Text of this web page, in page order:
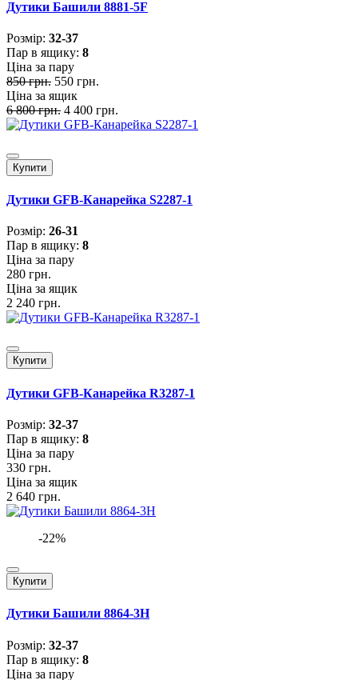
Дутики Башили 8881-5F
Розмiр: 32-37
Пар в ящику: 8
Ціна за пару
850 грн. 550 грн.
Ціна за ящик
6 800 грн. 4 400 грн.
Купити
Дутики GFB-Канарейка S2287-1
Розмiр: 26-31
Пар в ящику: 8
Ціна за пару
280 грн.
Ціна за ящик
2 240 грн.
Купити
Дутики GFB-Канарейка R3287-1
Розмiр: 32-37
Пар в ящику: 8
Ціна за пару
330 грн.
Ціна за ящик
2 640 грн.
-22%
Купити
Дутики Башили 8864-3H
Розмiр: 32-37
Пар в ящику: 8
Ціна за пару